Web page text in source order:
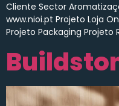
Cliente Sector
www.nioi.pt Projeto Loja
Projeto Packaging Projeto